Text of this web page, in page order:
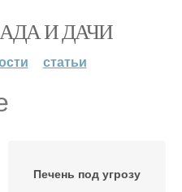
И ДАЧИ
статьи
Печень под угрозу